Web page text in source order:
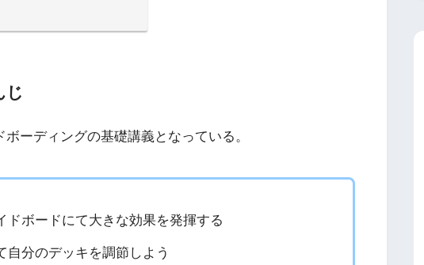
じ
ーディングの基礎講義となっている。
ドボードにて大きな効果を発揮する
自分のデッキを調節しよう